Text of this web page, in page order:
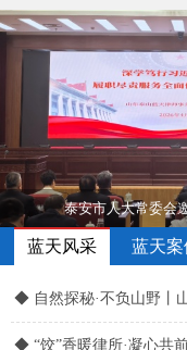
泰安市人大常委会
蓝天风采 蓝天案
◆ 自然探秘·不负山野丨
◆ “饺”香暖律所·凝心共